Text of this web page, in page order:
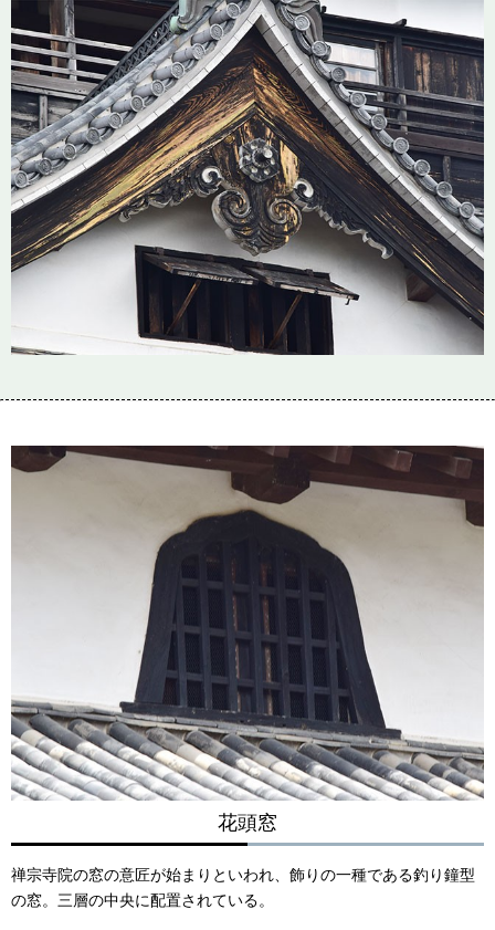
花頭窓
禅宗寺院の窓の意匠が始まりといわれ、飾りの一種である釣り鐘型
の窓。三層の中央に配置されている。